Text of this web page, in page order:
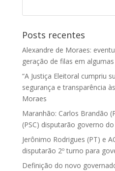
Posts recentes
Alexandre de Moraes:
geração de filas em
“A Justiça Eleitoral cumpriu
segurança e transparência
Moraes
Maranhão: Carlos Brandão
(PSC) disputarão governo
Jerônimo Rodrigues (PT) e
disputarão 2º turno para
Definição do novo